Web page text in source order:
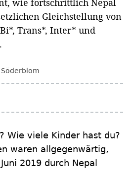
wie fortschrittlich Nepal
Gleichstellung von
Trans*, Inter* und
Söderblom
Wie viele Kinder hast du?
waren allgegenwärtig,
2019 durch Nepal